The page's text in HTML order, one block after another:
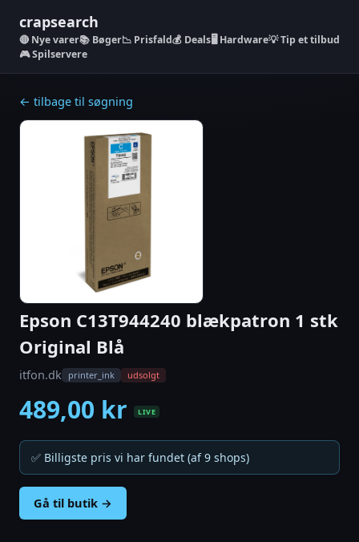
crapsearch
Nye varer📚 Bøger📉 Prisfald💰 Deals🖥️ Hardware💡 Tip et tilbud
🎮 Spilservere
← tilbage til søgning
Epson C13T944240 blækpatron 1 stk
Original Blå
itfon.dk printer_ink udsolgt
489,00 kr LIVE
✅ Billigste pris vi har fundet (af 9 shops)
Gå til butik →